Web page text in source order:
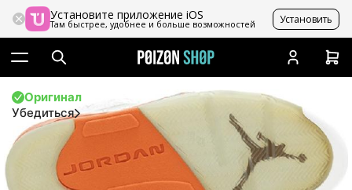
Установите приложение iOS
Там быстрее, удобнее и больше возможностей Установить
Оригинал
Убедиться